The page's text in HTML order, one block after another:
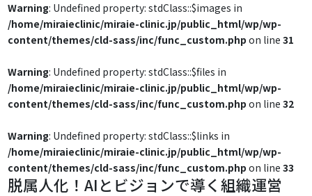
Warning: Undefined property: stdClass::$images in
/home/miraieclinic/miraie-clinic.jp/public_html/wp/wp-
content/themes/cld-sass/inc/func_custom.php on line 31
Warning: Undefined property: stdClass::$files in
/home/miraieclinic/miraie-clinic.jp/public_html/wp/wp-
content/themes/cld-sass/inc/func_custom.php on line 32
Warning: Undefined property: stdClass::$links in
/home/miraieclinic/miraie-clinic.jp/public_html/wp/wp-
content/themes/cld-sass/inc/func_custom.php on line 33
脱属人化！AIとビジョンで導く組織運営